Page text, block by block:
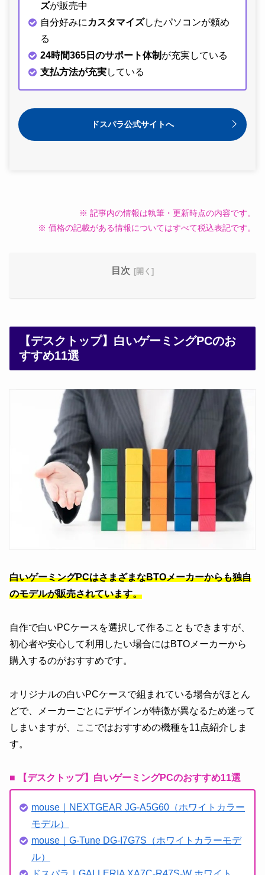
ズが販売中
自分好みに カスタマイズしたパソコンが頼め
る
24時間365日のサポート体制 が充実している
支払方法が充実している
ドスパラ公式サイトへ
※ 記事内の情報は執筆・更新時点の内容です。
※ 価格の記載がある情報についてはすべて税込表記です。
目次
【デスクトップ】白いゲーミングPCのお
すすめ11選
白いゲーミングPCはさまざまなBTOメーカーからも独自
のモデルが販売されています。
自作で白いPCケースを選択して作ることもできますが、
初心者や安心して利用したい場合にはBTOメーカーから
購入するのがおすすめです。
オリジナルの白いPCケースで組まれている場合がほとん
どで、メーカーごとにデザインが特徴が異なるため迷って
しまいますが、ここではおすすめの機種を11点紹介しま
す。
■ 【デスクトップ】白いゲーミングPCのおすすめ11選
mouse｜NEXTGEAR JG-A5G60（ホワイトカラー
モデル）
mouse｜G-Tune DG-I7G7S（ホワイトカラーモデ
ル）